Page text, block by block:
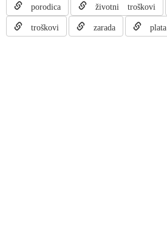
porodica životni troškovi
troškovi zarada plata